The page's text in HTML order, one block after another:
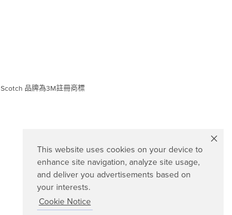
This website uses cookies on your device to
enhance site navigation, analyze site usage,
and deliver you advertisements based on
your interests.
Cookie Notice
Scotch 品牌為3M註冊商標